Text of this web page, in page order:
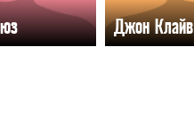
Джон Клайв